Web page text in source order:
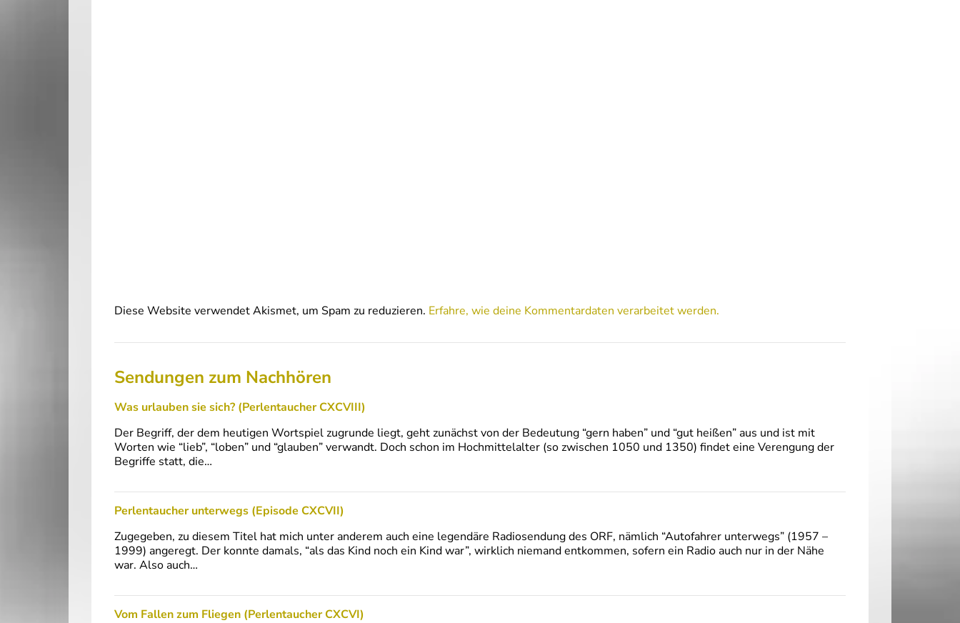
Diese Website verwendet Akismet, um Spam zu reduzieren. Erfahre, wie deine Kommentardaten verarbeitet werden.
Sendungen zum Nachhören
Was urlauben sie sich? (Perlentaucher CXCVIII)
Der Begriff, der dem heutigen Wortspiel zugrunde liegt, geht zunächst von der Bedeutung “gern haben” und “gut heißen” aus und ist mit
Worten wie “lieb”, “loben” und “glauben” verwandt. Doch schon im Hochmittelalter (so zwischen 1050 und 1350) findet eine Verengung der
Begriffe statt, die…
Perlentaucher unterwegs (Episode CXCVII)
Zugegeben, zu diesem Titel hat mich unter anderem auch eine legendäre Radiosendung des ORF, nämlich “Autofahrer unterwegs” (1957 –
1999) angeregt. Der konnte damals, “als das Kind noch ein Kind war”, wirklich niemand entkommen, sofern ein Radio auch nur in der Nähe
war. Also auch…
Vom Fallen zum Fliegen (Perlentaucher CXCVI)